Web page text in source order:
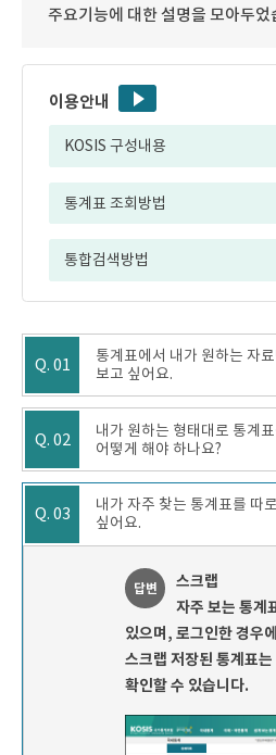
주요기능에 대한 설명을 모아두었
이용안내
KOSIS 구성내용
통계표 조회방법
통합검색방법
Q. 01
통계표에서 내가 원하는 자
보고 싶어요.
Q. 02
내가 원하는 형태대로 통계
어떻게 해야 하나요?
Q. 03
내가 자주 찾는 통계표를 따
싶어요.
답변
스크랩
자주 보는 통계
있으며, 로그인한 경우
스크랩 저장된 통계표는
확인할 수 있습니다.